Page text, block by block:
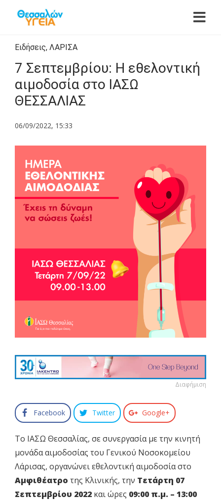
Ειδήσεις, ΛΑΡΙΣΑ
7 Σεπτεμβρίου: Η εθελοντική
αιμοδοσία στο ΙΑΣΩ
ΘΕΣΣΑΛΙΑΣ
06/09/2022, 15:33
Διαφήμιση
Facebook Twitter Google+
Το ΙΑΣΩ Θεσσαλίας, σε συνεργασία με την κινητή
μονάδα αιμοδοσίας του Γενικού Νοσοκομείου
Λάρισας, οργανώνει εθελοντική αιμοδοσία στο
Αμφιθέατρο της Κλινικής, την Τετάρτη 07
Σεπτεμβρίου 2022 και ώρες 09:00 π.μ. – 13:00